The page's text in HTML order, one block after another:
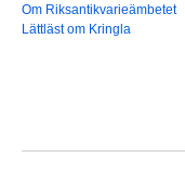
Om Riksantikvarieämbetet
Lättläst om Kringla